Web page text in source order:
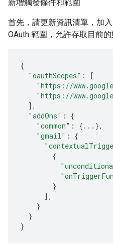
新增觸發條件和範圍
首先，請更新資訊清單，加
OAuth 範圍，允許存取目前的
{
"oauthScopes" :
[
"https://
"https://
],
"addOns" :
{
"common" : { ... },
"gmail" :
{
{
}
],
}
}
}